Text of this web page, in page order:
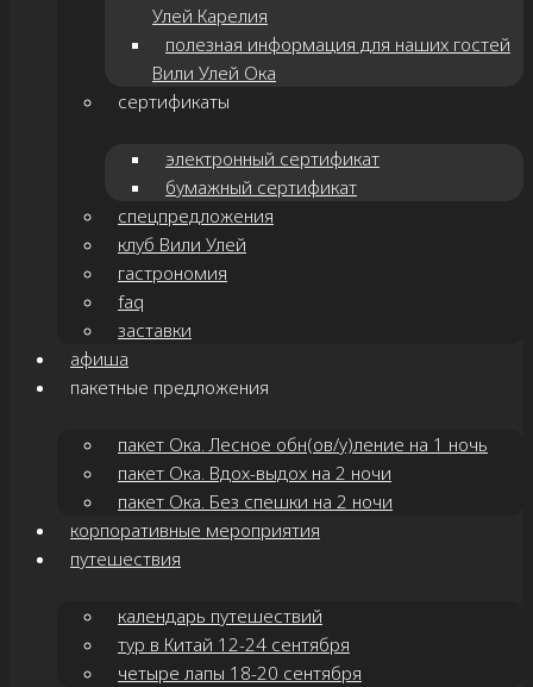
Улей Карелия
полезная информация для наших гостей
Вили Улей Ока
сертификаты
электронный сертификат
бумажный сертификат
спецпредложения
клуб Вили Улей
гастрономия
faq
заставки
афиша
пакетные предложения
пакет Ока. Лесное обн(ов/у)ление на 1 ночь
пакет Ока. Вдох-выдох на 2 ночи
пакет Ока. Без спешки на 2 ночи
корпоративные мероприятия
путешествия
календарь путешествий
тур в Китай 12-24 сентября
четыре лапы 18-20 сентября